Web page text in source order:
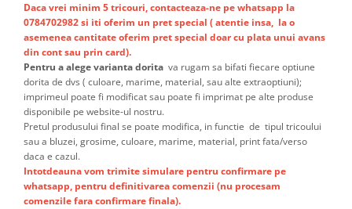
Daca vrei minim 5 tricouri, contacteaza-ne pe whatsapp la
0784702982 si iti oferim un pret special ( atentie insa, la o
asemenea cantitate oferim pret special doar cu plata unui avans
din cont sau prin card).
Pentru a alege varianta dorita va rugam sa bifati fiecare optiune
dorita de dvs ( culoare, marime, material, sau alte extraoptiuni);
imprimeul poate fi modificat sau poate fi imprimat pe alte produse
disponibile pe website-ul nostru.
Pretul produsului final se poate modifica, in functie de tipul tricoului
sau a bluzei, grosime, culoare, marime, material, print fata/verso
daca e cazul.
Intotdeauna vom trimite simulare pentru confirmare pe
whatsapp, pentru definitivarea comenzii (nu procesam
comenzile fara confirmare finala).